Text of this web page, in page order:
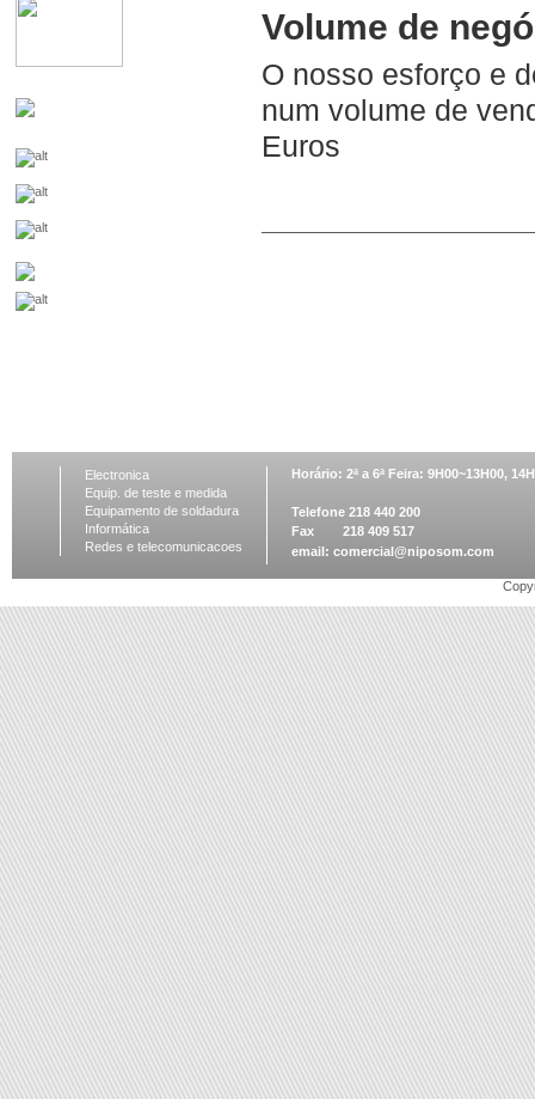
Volume de
O nosso esforço e
num volume de
Euros
Electronica
Equip. de teste e medida
Equipamento de soldadura
Informática
Redes e telecomunicacoes
Horário: 2ª a 6ª Feira: 9H00~13H00,
Telefone 218 440 200
Fax 218 409 517
email: comercial@niposom.com